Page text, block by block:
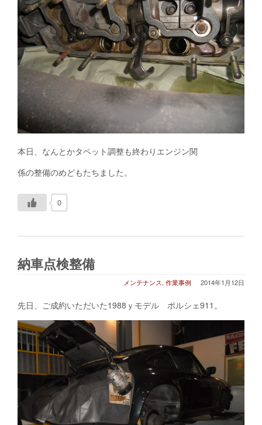
本日、なんとかタペット調整も終わりエンジン関
係の整備のめどもたちました。
0
納車点検整備
2014年1月12日
メンテナンス, 作業事例
先日、ご成約いただいた1988ｙモデル ポルシェ911。